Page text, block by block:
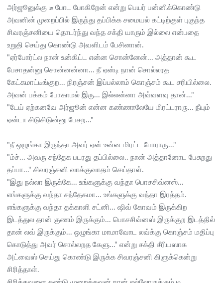
அர்ஜூனுக்கு டீ போட போகிறேன் என்று பெயர் பன்னிக்கொண்டு
அவனின் முறைப்பில் இருந்து தப்பிக்க சமையல் கட்டிற்குள் புகுந்த
சிவரஞ்சனியை தொடர்ந்து வந்த சக்தி யாரும் இல்லை என்பதை
உறுதி செய்து கொண்டு அவளிடம் பேசினான்.
"ஏர்போர்ட்ல நான் உன்கிட்ட என்ன சொன்னேன்... அத்தான் கூட
பேசாதன்னு சொன்னன்னா... நீ ஏன்டி நான் சொல்லரத
கேட்கமாட்டீங்குற... நிரஞ்சன் இப்பல்லாம் கொஞ்சம் கூட சரியில்லை.
அவன் பக்கம் போகாமல் இரு... இல்லன்னா அவ்வளவு தான்..."
"டேய் ஏற்கனவே அர்ஜூன் என்ன கண்ணாலேயே மிரட்டராரு... நீயும்
ஏன்டா சிடுசிடுன்னு பேசற..."
"நீ ஒழுங்கா இருந்தா அவர் ஏன் உன்ன மிரட்ட போராரு..."
"ம்ச்... அவரு சந்தேக படரது தப்பில்லை.. நான் அத்தானோட பேசுறது
தப்பா..." சிவரஞ்சனி வாக்குவாதம் செய்தாள்.
"இது நல்லா இருக்கே... உங்களுக்கு வந்தா பொசசிவ்னஸ்...
எங்களுக்கு வந்தா சந்தேகமா... உங்களுக்கு வந்தா இரத்தம்.
எங்களுக்கு வந்தா தக்காளி சட்னி... ஷிவ் கோவம் இருக்கிற
இடத்துல தான் குணம் இருக்கும்... பொசசிவ்னஸ் இருக்குற இடத்தில்
தான் லவ் இருக்கும்... ஒழுங்கா மாமாவோட லவ்க்கு கொஞ்சம் மதிப்பு
கொடுத்து அவர் சொல்லறத கேளு..." என்று சக்தி சீரியஸாக
அட்வைஸ் செய்து கொண்டு இருக்க சிவரஞ்சனி கிளுக்கென்று
சிரித்தாள்.